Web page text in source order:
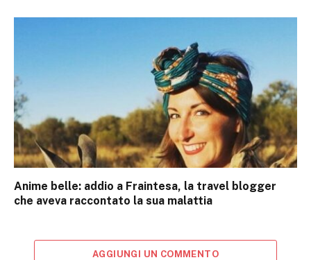
Anime belle: addio a Fraintesa, la travel blogger
che aveva raccontato la sua malattia
AGGIUNGI UN COMMENTO